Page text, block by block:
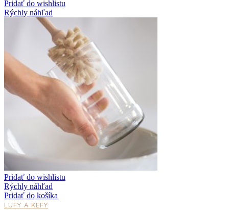
Pridať do wishlistu
Rýchly náhľad
Pridať do wishlistu
Rýchly náhľad
Pridať do košíka
LUFY A KEFY